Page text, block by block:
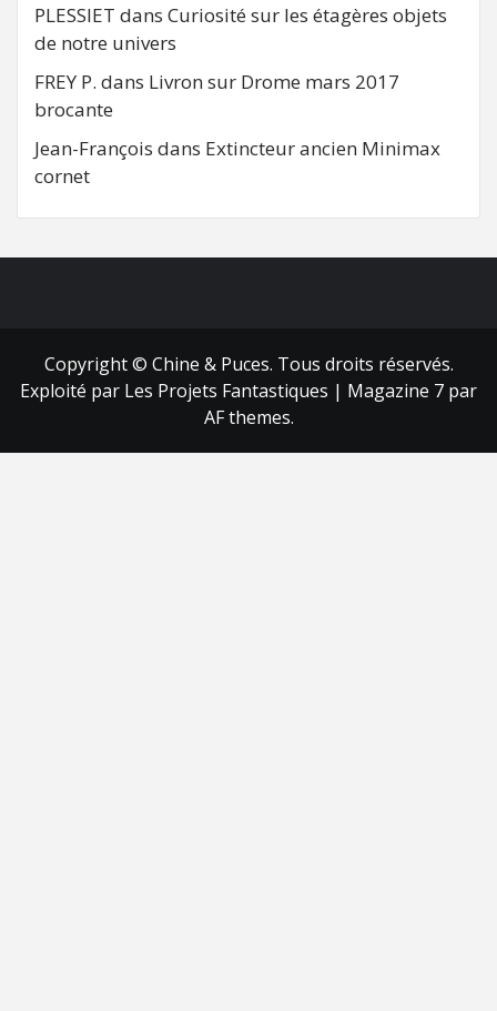
PLESSIET dans Curiosité sur les étagères objets
de notre univers
FREY P. dans Livron sur Drome mars 2017
brocante
Jean-François dans Extincteur ancien Minimax
cornet
Copyright © Chine & Puces. Tous droits réservés.
Exploité par Les Projets Fantastiques | Magazine 7 par
AF themes.